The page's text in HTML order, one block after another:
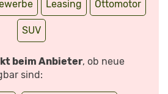
Leasing Ottomotor
SUV
beim Anbieter, ob neue
sind: